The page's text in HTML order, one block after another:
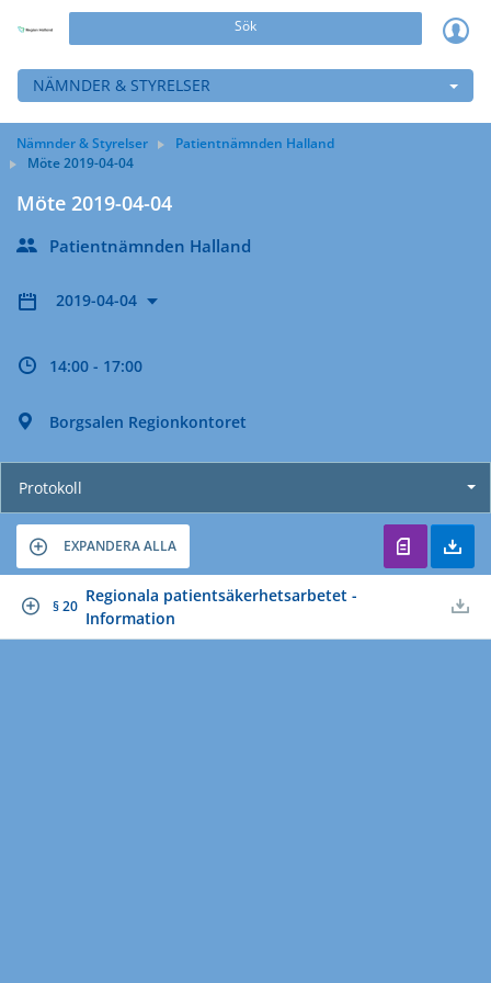
Sök
NÄMNDER & STYRELSER
Nämnder & Styrelser
Patientnämnden Halland
Möte 2019-04-04
Möte 2019-04-04
Patientnämnden Halland
2019-04-04
14:00 - 17:00
Borgsalen Regionkontoret
Protokoll
EXPANDERA ALLA
§ 20
Regionala patientsäkerhetsarbetet -
Information